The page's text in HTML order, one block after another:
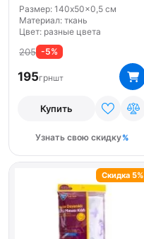
Размер: 140x50x0,5 см
Материал: ткань
Цвет: разные цвета
205 -5%
195грншт
Купить
Узнать свою скидку
Скидка 5%